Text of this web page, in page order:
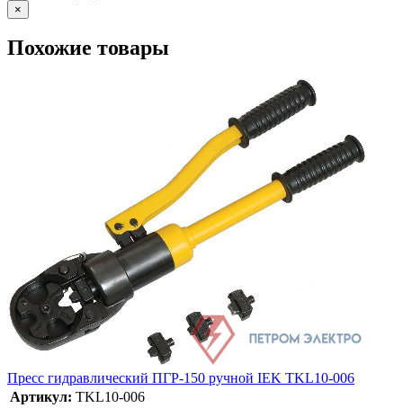
×
Похожие товары
Пресс гидравлический ПГР-150 ручной IEK TKL10-006
Артикул: TKL10-006